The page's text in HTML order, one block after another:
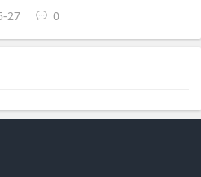
27
0